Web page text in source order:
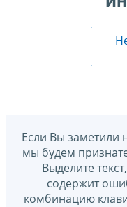
Если Вы заметили
мы будем
Выделите
содержит
комбинацию